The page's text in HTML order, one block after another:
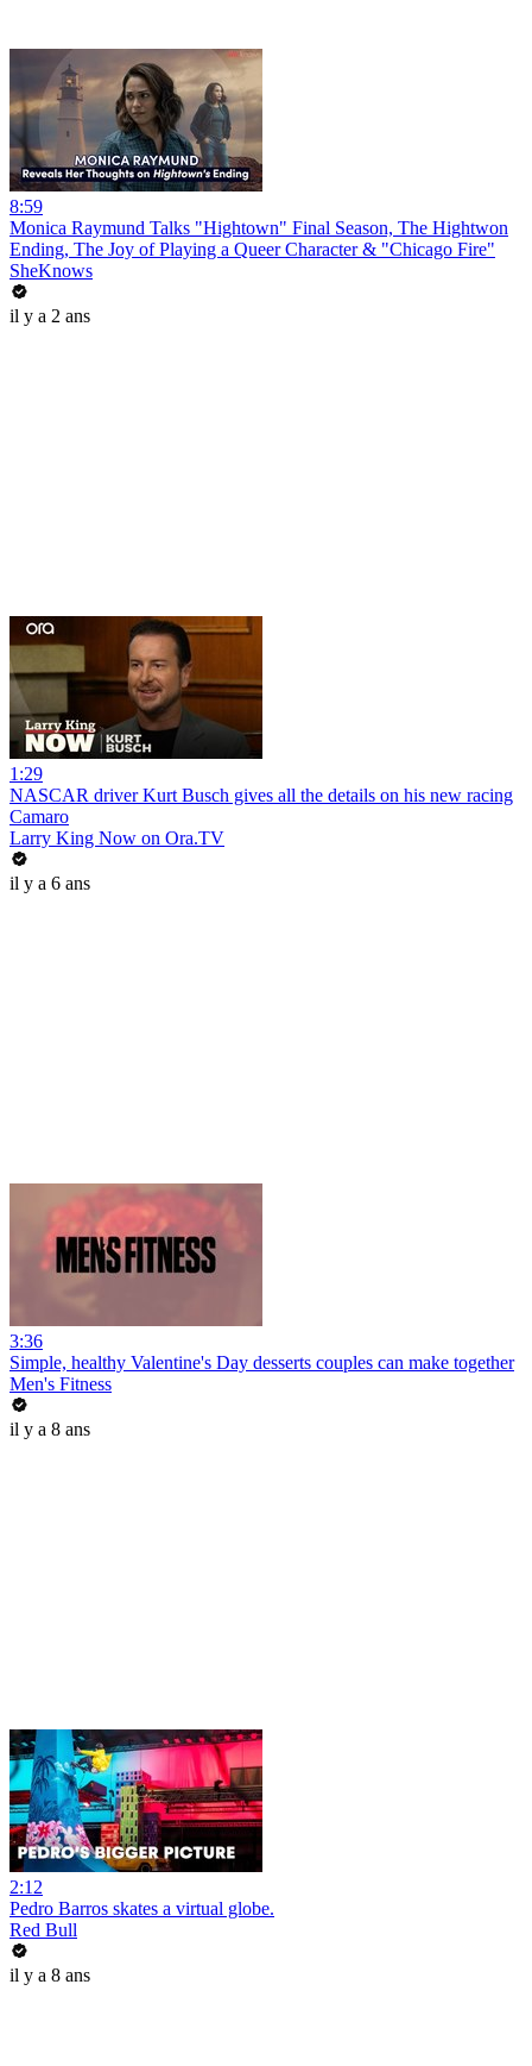
8:59
Monica Raymund Talks "Hightown" Final Season, The Hightwon
Ending, The Joy of Playing a Queer Character & "Chicago Fire"
SheKnows
il y a 2 ans
1:29
NASCAR driver Kurt Busch gives all the details on his new racing
Camaro
Larry King Now on Ora.TV
il y a 6 ans
3:36
Simple, healthy Valentine's Day desserts couples can make together
Men's Fitness
il y a 8 ans
2:12
Pedro Barros skates a virtual globe.
Red Bull
il y a 8 ans